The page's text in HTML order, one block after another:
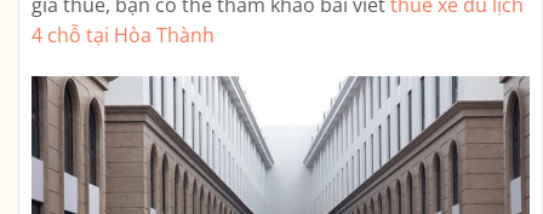
4 chỗ tại Hòa Thành